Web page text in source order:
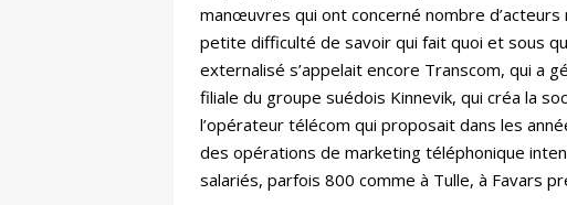
manœuvres qui ont concerné nombre
petite difficulté de savoir qui fait quoi et sous
externalisé s’appelait encore Transcom, qui a
filiale du groupe suédois Kinnevik, qui créa la
l’opérateur télécom qui proposait dans les
des opérations de marketing téléphonique
salariés, parfois 800 comme à Tulle, à Favars